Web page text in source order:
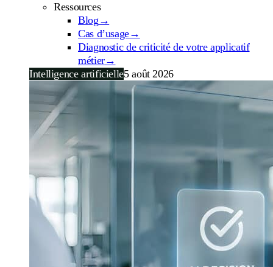
Ressources
Blog →
Cas d’usage→
Diagnostic de criticité de votre applicatif
métier→
Intelligence artificielle5 août 2026